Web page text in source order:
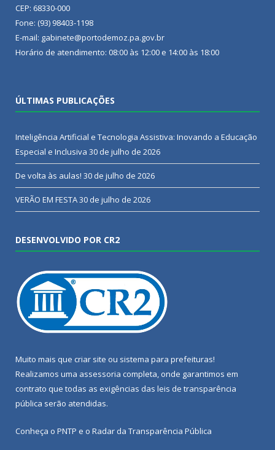
CEP: 68330-000
Fone: (93) 98403-1198
E-mail: gabinete@portodemoz.pa.gov.br
Horário de atendimento: 08:00 às 12:00 e 14:00 às 18:00
ÚLTIMAS PUBLICAÇÕES
Inteligência Artificial e Tecnologia Assistiva: Inovando a Educação
Especial e Inclusiva 30 de julho de 2026
De volta às aulas! 30 de julho de 2026
VERÃO EM FESTA30 de julho de 2026
DESENVOLVIDO POR CR2
Muito mais que criar site ou sistema para prefeituras!
Realizamos uma assessoria completa, onde garantimos em
contrato que todas as exigências das leis de transparência
pública serão atendidas.
Conheça o PNTP e o Radar da Transparência Pública